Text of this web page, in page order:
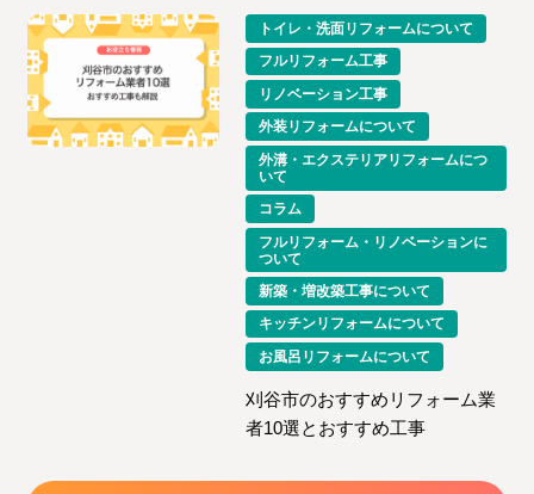
トイレ・洗面リフォームについて
フルリフォーム工事
リノベーション工事
外装リフォームについて
外溝・エクステリアリフォームにつ
いて
コラム
フルリフォーム・リノベーションに
ついて
新築・増改築工事について
キッチンリフォームについて
お風呂リフォームについて
刈谷市のおすすめリフォーム業
者10選とおすすめ工事